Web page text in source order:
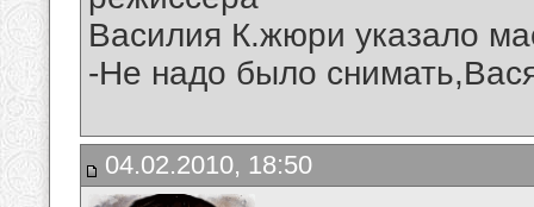
Василия К.жюри указало
-Не надо было
04.02.2010, 18:50